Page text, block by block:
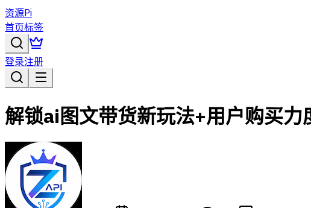
资源Pi
首页标签
登录注册
解锁ai图文带货新玩法+用户购买